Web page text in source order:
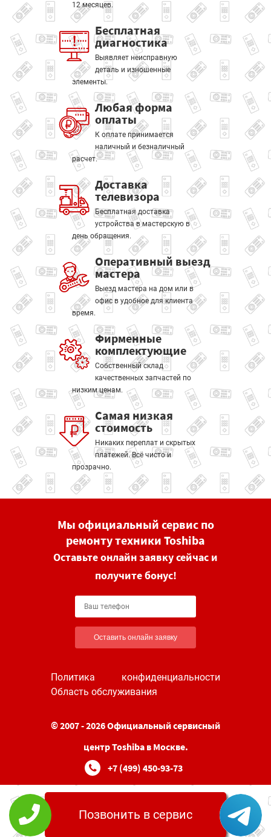
12 месяцев.
Бесплатная
диагностика
Выявляет неисправную
деталь и изношенные
элементы.
Любая форма
оплаты
К оплате принимается
наличный и безналичный
расчет.
Доставка
телевизора
Бесплатная доставка
устройства в мастерскую в
день обращения.
Оперативный выезд
мастера
Выезд мастера на дом или в
офис в удобное для клиента
время.
Фирменные
комплектующие
Собственный склад
качественных запчастей по
низким ценам.
Самая низкая
стоимость
Никаких переплат и скрытых
платежей. Всё чисто и
прозрачно.
Мы официальный сервис по
ремонту техники Toshiba
Оставьте онлайн заявку сейчас и
получите бонус!
Оставить онлайн заявку
Политика конфиденциальности
Область обслуживания
© 2007 - 2026 Официальный сервисный
центр Toshiba в Москве.
+7 (499) 450-93-73
Позвонить в сервис